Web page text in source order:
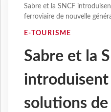
Sabre et la SNCF
ferroviaire de nouvelle
E-TOURISME
Sabre et la
introduisent
solutions de